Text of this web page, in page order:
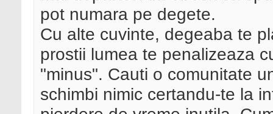
pot numara pe degete.
Cu alte cuvinte, degeaba te
prostii lumea te penalizeaza
"minus". Cauti o comunitate
schimbi nimic certandu-te la